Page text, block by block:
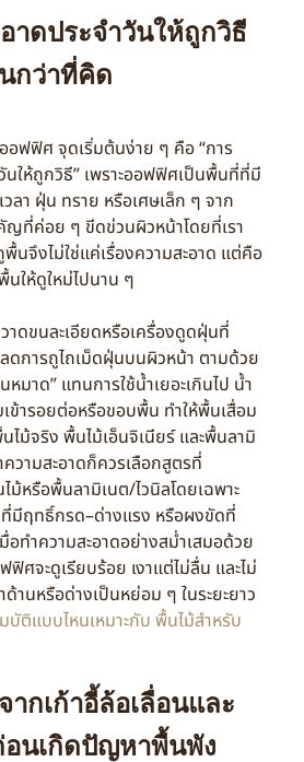
าดประจำวันให้ถูกวิธี
กว่าที่คิด
อฟฟิศ จุดเริ่มต้นง่าย ๆ คือ “การ
นให้ถูกวิธี” เพราะออฟฟิศเป็นพื้นที่ที่มี
ลา ฝุ่น ทราย หรือเศษเล็ก ๆ จาก
ญที่ค่อย ๆ ขีดข่วนผิวหน้าโดยที่เรา
นจึงไม่ใช่แค่เรื่องความสะอาด แต่คือ
ให้ดูใหม่ไปนาน ๆ
าดขนละเอียดหรือเครื่องดูดฝุ่นที่
ดการถูไถเม็ดฝุ่นบนผิวหน้า ตามด้วย
มาด” แทนการใช้น้ำเยอะเกินไป น้ำ
ข้ารอยต่อหรือขอบพื้น ทำให้พื้นเสื่อม
ไม้จริง พื้นไม้เอ็นจิเนียร์ และพื้นลามิ
ามสะอาดก็ควรเลือกสูตรที่
หรือพื้นลามิเนต/ไวนิลโดยเฉพาะ
ที่มีฤทธิ์กรด–ด่างแรง หรือผงขัดที่
อทำความสะอาดอย่างสม่ำเสมอด้วย
ศจะดูเรียบร้อย เงาแต่ไม่ลื่น และไม่
านหรือด่างเป็นหย่อม ๆ ในระยะยาว
ติแบบไหนเหมาะกับ พื้นไม้สำหรับ
ากเก้าอี้ล้อเลื่อนและ
อนเกิดปัญหาพื้นพัง